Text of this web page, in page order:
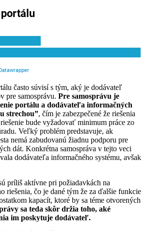
často súvisí s tým, aký je dodávateľ
pre samosprávu. Pre samosprávu je
portálu a dodávateľa informačných
strechou”, čím je zabezpečené že riešenia
bude vyžadovať minimum práce zo
Veľký problém predstavuje, ak
nemá zabudovanú žiadnu podporu pre
dát. Konkrétna samospráva v tejto veci
dodávateľa informačného systému, avšak
príliš aktívne pri požiadavkách na
riešenia, čo je dané tým že za ďalšie funkcie
kapacít, ktoré by sa téme otvorených
sa teda skôr držia toho, aké
im poskytuje dodávateľ.